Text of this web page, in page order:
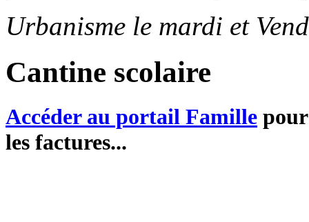
Urbanisme le mardi et
Cantine scolaire
Accéder au portail Famille
les factures...